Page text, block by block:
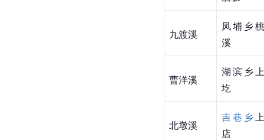
九渡溪
凤埔乡桃
溪
曹洋溪
湖滨乡上
圪
北墩溪
吉巷乡 上
店